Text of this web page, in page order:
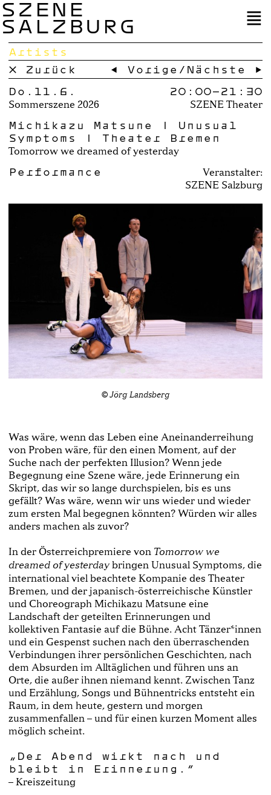
SZENE
SALZBURG
Artists
× Zurück
← Vorige / Nächste →
Do.11.6.
Sommerszene 2026
20:00–21:30
SZENE Theater
Michikazu Matsune | Unusual
Symptoms | Theater Bremen
Tomorrow we dreamed of yesterday
Performance
Veranstalter:
SZENE Salzburg
© Jörg Landsberg
Was wäre, wenn das Leben eine Aneinanderreihung
von Proben wäre, für den einen Moment, auf der
Suche nach der perfekten Illusion? Wenn jede
Begegnung eine Szene wäre, jede Erinnerung ein
Skript, das wir so lange durchspielen, bis es uns
gefällt? Was wäre, wenn wir uns wieder und wieder
zum ersten Mal begegnen könnten? Würden wir alles
anders machen als zuvor?
In der Österreichpremiere von Tomorrow we
dreamed of yesterdaybringen Unusual Symptoms, die
international viel beachtete Kompanie des Theater
Bremen, und der japanisch-österreichische Künstler
und Choreograph Michikazu Matsune eine
Landschaft der geteilten Erinnerungen und
kollektiven Fantasie auf die Bühne. Acht Tänzer*innen
und ein Gespenst suchen nach den überraschenden
Verbindungen ihrer persönlichen Geschichten, nach
dem Absurden im Alltäglichen und führen uns an
Orte, die außer ihnen niemand kennt. Zwischen Tanz
und Erzählung, Songs und Bühnentricks entsteht ein
Raum, in dem heute, gestern und morgen
zusammenfallen – und für einen kurzen Moment alles
möglich scheint.
„Der Abend wirkt nach und
bleibt in Erinnerung.“
– Kreiszeitung